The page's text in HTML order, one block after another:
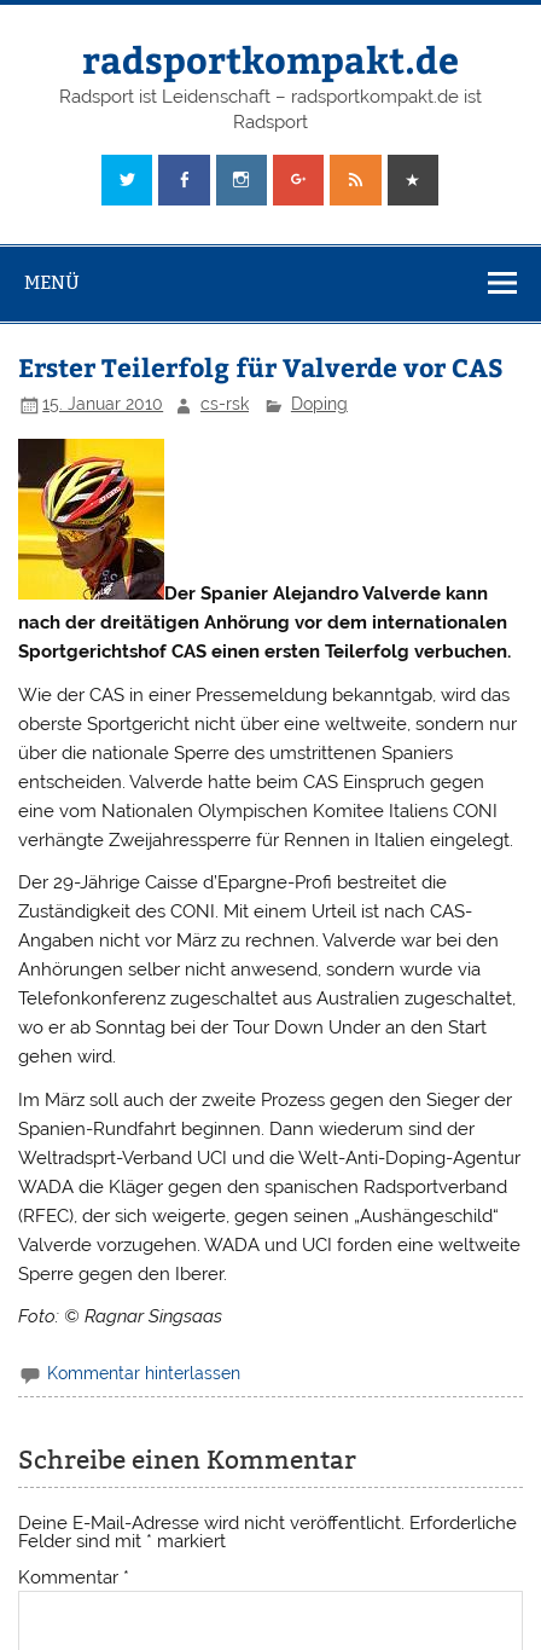
radsportkompakt.de
Radsport ist Leidenschaft – radsportkompakt.de ist
Radsport
MENÜ
Erster Teilerfolg für Valverde vor CAS
15. Januar 2010 cs-rsk Doping
Der Spanier Alejandro Valverde kann
nach der dreitätigen Anhörung vor dem internationalen
Sportgerichtshof CAS einen ersten Teilerfolg verbuchen.
Wie der CAS in einer Pressemeldung bekanntgab, wird das
oberste Sportgericht nicht über eine weltweite, sondern nur
über die nationale Sperre des umstrittenen Spaniers
entscheiden. Valverde hatte beim CAS Einspruch gegen
eine vom Nationalen Olympischen Komitee Italiens CONI
verhängte Zweijahressperre für Rennen in Italien eingelegt.
Der 29-Jährige Caisse d’Epargne-Profi bestreitet die
Zuständigkeit des CONI. Mit einem Urteil ist nach CAS-
Angaben nicht vor März zu rechnen. Valverde war bei den
Anhörungen selber nicht anwesend, sondern wurde via
Telefonkonferenz zugeschaltet aus Australien zugeschaltet,
wo er ab Sonntag bei der Tour Down Under an den Start
gehen wird.
Im März soll auch der zweite Prozess gegen den Sieger der
Spanien-Rundfahrt beginnen. Dann wiederum sind der
Weltradsprt-Verband UCI und die Welt-Anti-Doping-Agentur
WADA die Kläger gegen den spanischen Radsportverband
(RFEC), der sich weigerte, gegen seinen „Aushängeschild“
Valverde vorzugehen. WADA und UCI forden eine weltweite
Sperre gegen den Iberer.
Foto: © Ragnar Singsaas
Kommentar hinterlassen
Schreibe einen Kommentar
Deine E-Mail-Adresse wird nicht veröffentlicht. Erforderliche
Felder sind mit * markiert
Kommentar *